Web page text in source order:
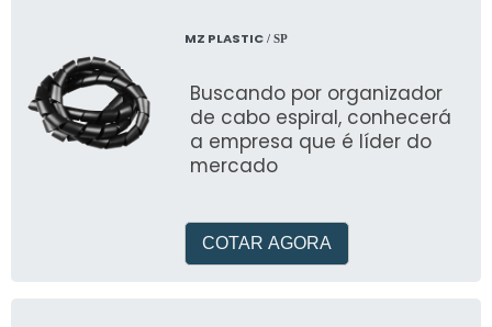
MZ PLASTIC/ SP
Buscando por organizador
de cabo espiral, conhecerá
a empresa que é líder do
mercado
COTAR AGORA